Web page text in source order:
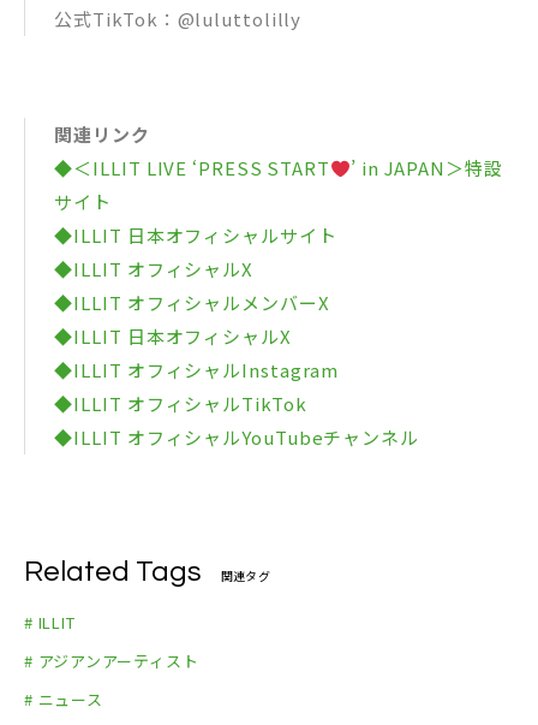
公式TikTok：@luluttolilly
関連リンク
◆＜ILLIT LIVE ‘PRESS START︎
’ in JAPAN＞特設
サイト
◆ILLIT 日本オフィシャルサイト
◆ILLIT オフィシャルX
◆ILLIT オフィシャルメンバーX
◆ILLIT 日本オフィシャルX
◆ILLIT オフィシャルInstagram
◆ILLIT オフィシャルTikTok
◆ILLIT オフィシャルYouTubeチャンネル
Related Tags 関連タグ
# ILLIT
# アジアンアーティスト
# ニュース